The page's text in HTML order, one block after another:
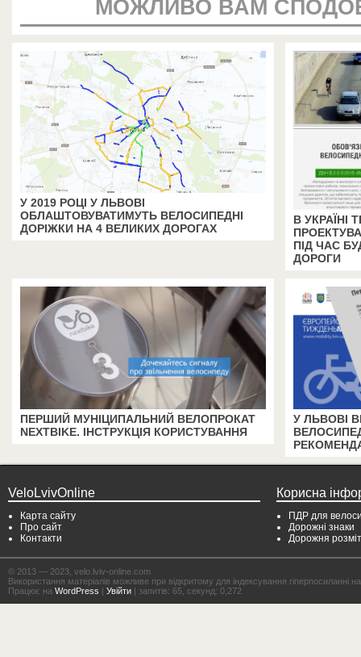
МОЖЛИВО ВАМ
У 2019 РОЦІ У ЛЬВОВІ
ОБЛАШТОВУВАТИМУТЬ ВЕЛОСИПЕДНІ
ДОРІЖКИ НА 4 ВЕЛИКИХ ДОРОГАХ
В УКРАЇНІ
ПІД ЧАС
ДОРОГИ
ПЕРШИЙ МУНІЦИПАЛЬНИЙ ВЕЛОПРОКАТ
NEXTBIKE. ІНСТРУКЦІЯ КОРИСТУВАННЯ
У ЛЬВОВІ
VeloLvivOnline
Карта сайту
Про сайт
Контакти
Корисна
ПДР для
Дорожні знаки
Дорожня
© 2013 — 2023, velo.lviv-online.com
Використання матеріалів можливе при відкритому для індексування гіперпосиланні
Працює на WordPress | Увійти | запитів: 65, секунд: 0,272